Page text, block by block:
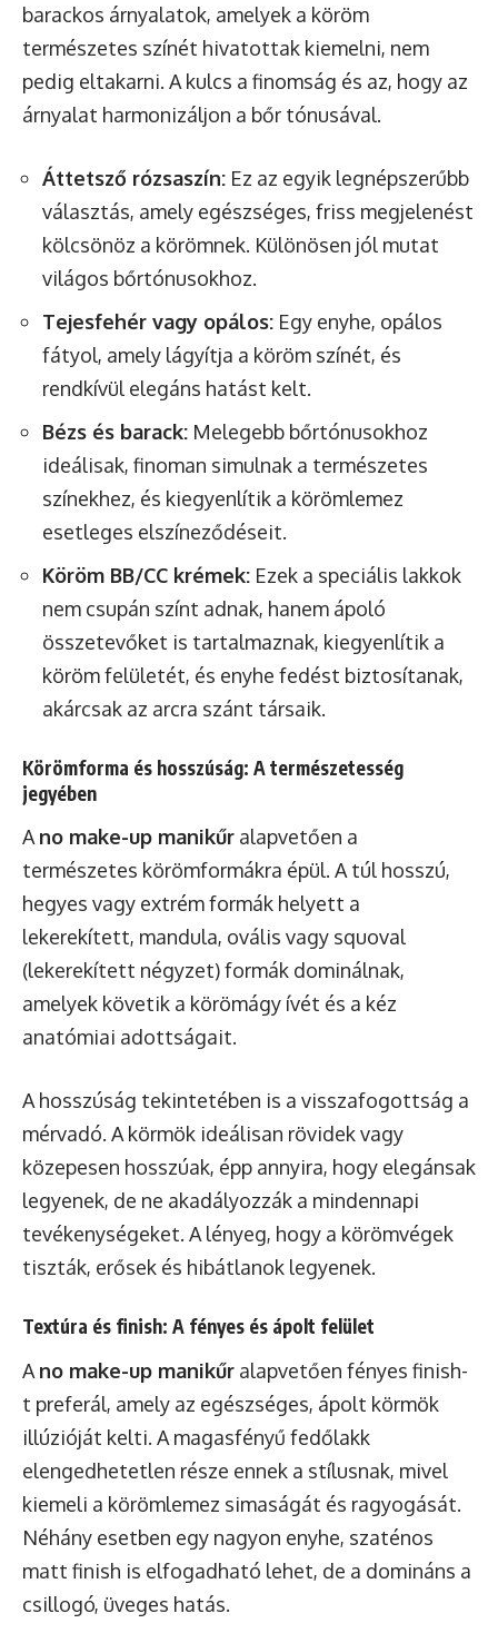
barackos árnyalatok, amelyek a köröm
természetes színét hivatottak kiemelni, nem
pedig eltakarni. A kulcs a finomság és az, hogy az
árnyalat harmonizáljon a bőr tónusával.
Áttetsző rózsaszín: Ez az egyik legnépszerűbb
választás, amely egészséges, friss megjelenést
kölcsönöz a körömnek. Különösen jól mutat
világos bőrtónusokhoz.
Tejesfehér vagy opálos: Egy enyhe, opálos
fátyol, amely lágyítja a köröm színét, és
rendkívül elegáns hatást kelt.
Bézs és barack: Melegebb bőrtónusokhoz
ideálisak, finoman simulnak a természetes
színekhez, és kiegyenlítik a körömlemez
esetleges elszíneződéseit.
Köröm BB/CC krémek: Ezek a speciális lakkok
nem csupán színt adnak, hanem ápoló
összetevőket is tartalmaznak, kiegyenlítik a
köröm felületét, és enyhe fedést biztosítanak,
akárcsak az arcra szánt társaik.
Körömforma és hosszúság: A természetesség
jegyében
A no make-up manikűr alapvetően a
természetes körömformákra épül. A túl hosszú,
hegyes vagy extrém formák helyett a
lekerekített, mandula, ovális vagy squoval
(lekerekített négyzet) formák dominálnak,
amelyek követik a körömágy ívét és a kéz
anatómiai adottságait.
A hosszúság tekintetében is a visszafogottság a
mérvadó. A körmök ideálisan rövidek vagy
közepesen hosszúak, épp annyira, hogy elegánsak
legyenek, de ne akadályozzák a mindennapi
tevékenységeket. A lényeg, hogy a körömvégek
tiszták, erősek és hibátlanok legyenek.
Textúra és finish: A fényes és ápolt felület
A no make-up manikűr alapvetően fényes finish-
t preferál, amely az egészséges, ápolt körmök
illúzióját kelti. A magasfényű fedőlakk
elengedhetetlen része ennek a stílusnak, mivel
kiemeli a körömlemez simaságát és ragyogását.
Néhány esetben egy nagyon enyhe, szaténos
matt finish is elfogadható lehet, de a domináns a
csillogó, üveges hatás.